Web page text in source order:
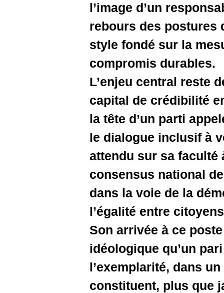
l’image
rebours
style
L’enjeu
capital
la tête
le
attendu
dans la
l’égalité
Son